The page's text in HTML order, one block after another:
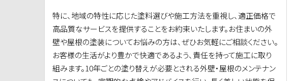
特に、地域の特性に応じた塗料選びや施工方法を重視し、適正価格で
高品質なサービスを提供することをお約束いたします。お住まいの外
壁や屋根の塗装についてお悩みの方は、ぜひお気軽にご相談ください。
お客様の生活がより豊かで快適であるよう、責任を持って施工に取り
組みます。10年ごとの塗り替えが必要とされる外壁・屋根のメンテナン